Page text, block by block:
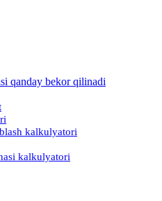
qanday bekor qilinadi
kalkulyatori
kalkulyatori